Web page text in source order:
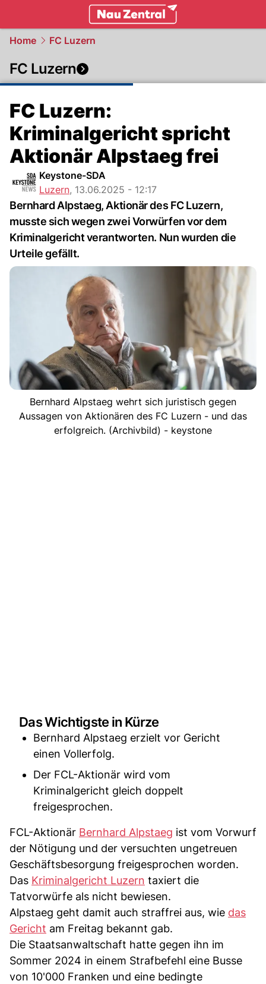
Home FC Luzern
FC Luzern
FC Luzern:
Kriminalgericht spricht
Aktionär Alpstaeg frei
Keystone-SDA
Luzern, 13.06.2025 - 12:17
Bernhard Alpstaeg, Aktionär des FC Luzern,
musste sich wegen zwei Vorwürfen vor dem
Kriminalgericht verantworten. Nun wurden die
Urteile gefällt.
Bernhard Alpstaeg wehrt sich juristisch gegen
Aussagen von Aktionären des FC Luzern - und das
erfolgreich. (Archivbild) - keystone
Das Wichtigste in Kürze
Bernhard Alpstaeg erzielt vor Gericht
einen Vollerfolg.
Der FCL-Aktionär wird vom
Kriminalgericht gleich doppelt
freigesprochen.
FCL-Aktionär Bernhard Alpstaeg ist vom Vorwurf
der Nötigung und der versuchten ungetreuen
Geschäftsbesorgung freigesprochen worden.
Das Kriminalgericht Luzern taxiert die
Tatvorwürfe als nicht bewiesen.
Alpstaeg geht damit auch straffrei aus, wie das
Gericht am Freitag bekannt gab.
Die Staatsanwaltschaft hatte gegen ihn im
Sommer 2024 in einem Strafbefehl eine Busse
von 10'000 Franken und eine bedingte